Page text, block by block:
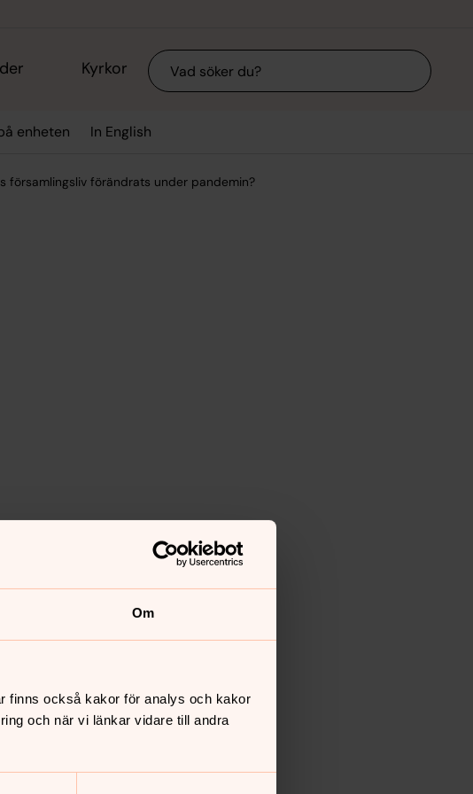
Om
finns också kakor för analys och kakor
och när vi länkar vidare till andra
Kyrkor Sök
enheten In English
församlingsliv förändrats under pandemin?